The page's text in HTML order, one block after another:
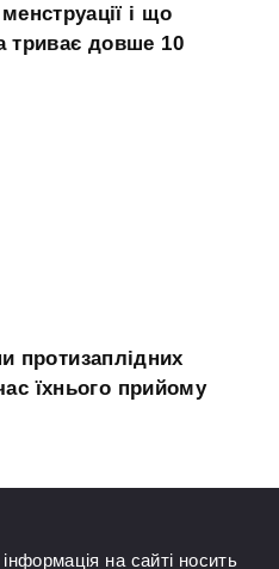
і що
триває довше 10
протизаплідних
їхнього прийому
на сайті носить